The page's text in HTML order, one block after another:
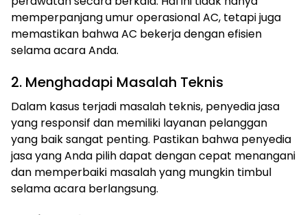
memperpanjang umur operasional AC, tetapi juga
memastikan bahwa AC bekerja dengan efisien
selama acara Anda.
2. Menghadapi Masalah Teknis
Dalam kasus terjadi masalah teknis, penyedia jasa
yang responsif dan memiliki layanan pelanggan
yang baik sangat penting. Pastikan bahwa penyedia
jasa yang Anda pilih dapat dengan cepat menangani
dan memperbaiki masalah yang mungkin timbul
selama acara berlangsung.